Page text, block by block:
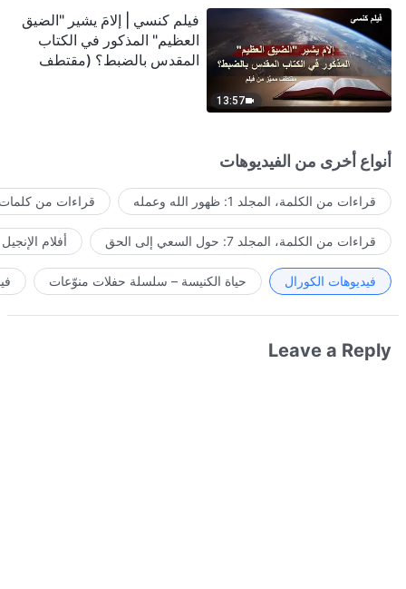
13:57
فيلم كنسي | إلامَ يشير "الضيق
العظيم" المذكور في الكتاب
المقدس بالضبط؟ (مقتطف
أنواع أخرى من الفيديوهات
قراءات من الكلمة، المجلد 1: ظهور الله وعمله قراءات من كلمات
قراءات من الكلمة، المجلد 7: حول السعي إلى الحق أفلام الإنجيل
فيديوهات الكورال حياة الكنيسة – سلسلة حفلات منوّعات
Leave a Reply